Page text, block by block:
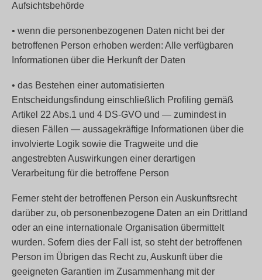
Aufsichtsbehörde
• wenn die personenbezogenen Daten nicht bei der
betroffenen Person erhoben werden: Alle verfügbaren
Informationen über die Herkunft der Daten
• das Bestehen einer automatisierten
Entscheidungsfindung einschließlich Profiling gemäß
Artikel 22 Abs.1 und 4 DS-GVO und — zumindest in
diesen Fällen — aussagekräftige Informationen über die
involvierte Logik sowie die Tragweite und die
angestrebten Auswirkungen einer derartigen
Verarbeitung für die betroffene Person
Ferner steht der betroffenen Person ein Auskunftsrecht
darüber zu, ob personenbezogene Daten an ein Drittland
oder an eine internationale Organisation übermittelt
wurden. Sofern dies der Fall ist, so steht der betroffenen
Person im Übrigen das Recht zu, Auskunft über die
geeigneten Garantien im Zusammenhang mit der